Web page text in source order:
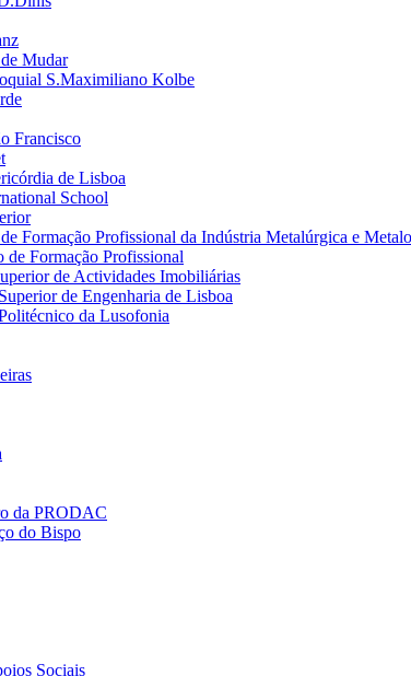
Mudar
S.Maximiliano Kolbe
Francisco
de Lisboa
School
Formação Profissional da Indústria Metalúrgica e
Formação Profissional
de Actividades Imobiliárias
de Engenharia de Lisboa
da Lusofonia
da PRODAC
do Bispo
Sociais